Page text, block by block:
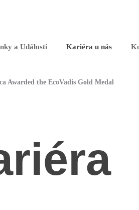
a Události Kariéra u nás
Awarded the EcoVadis Gold Medal